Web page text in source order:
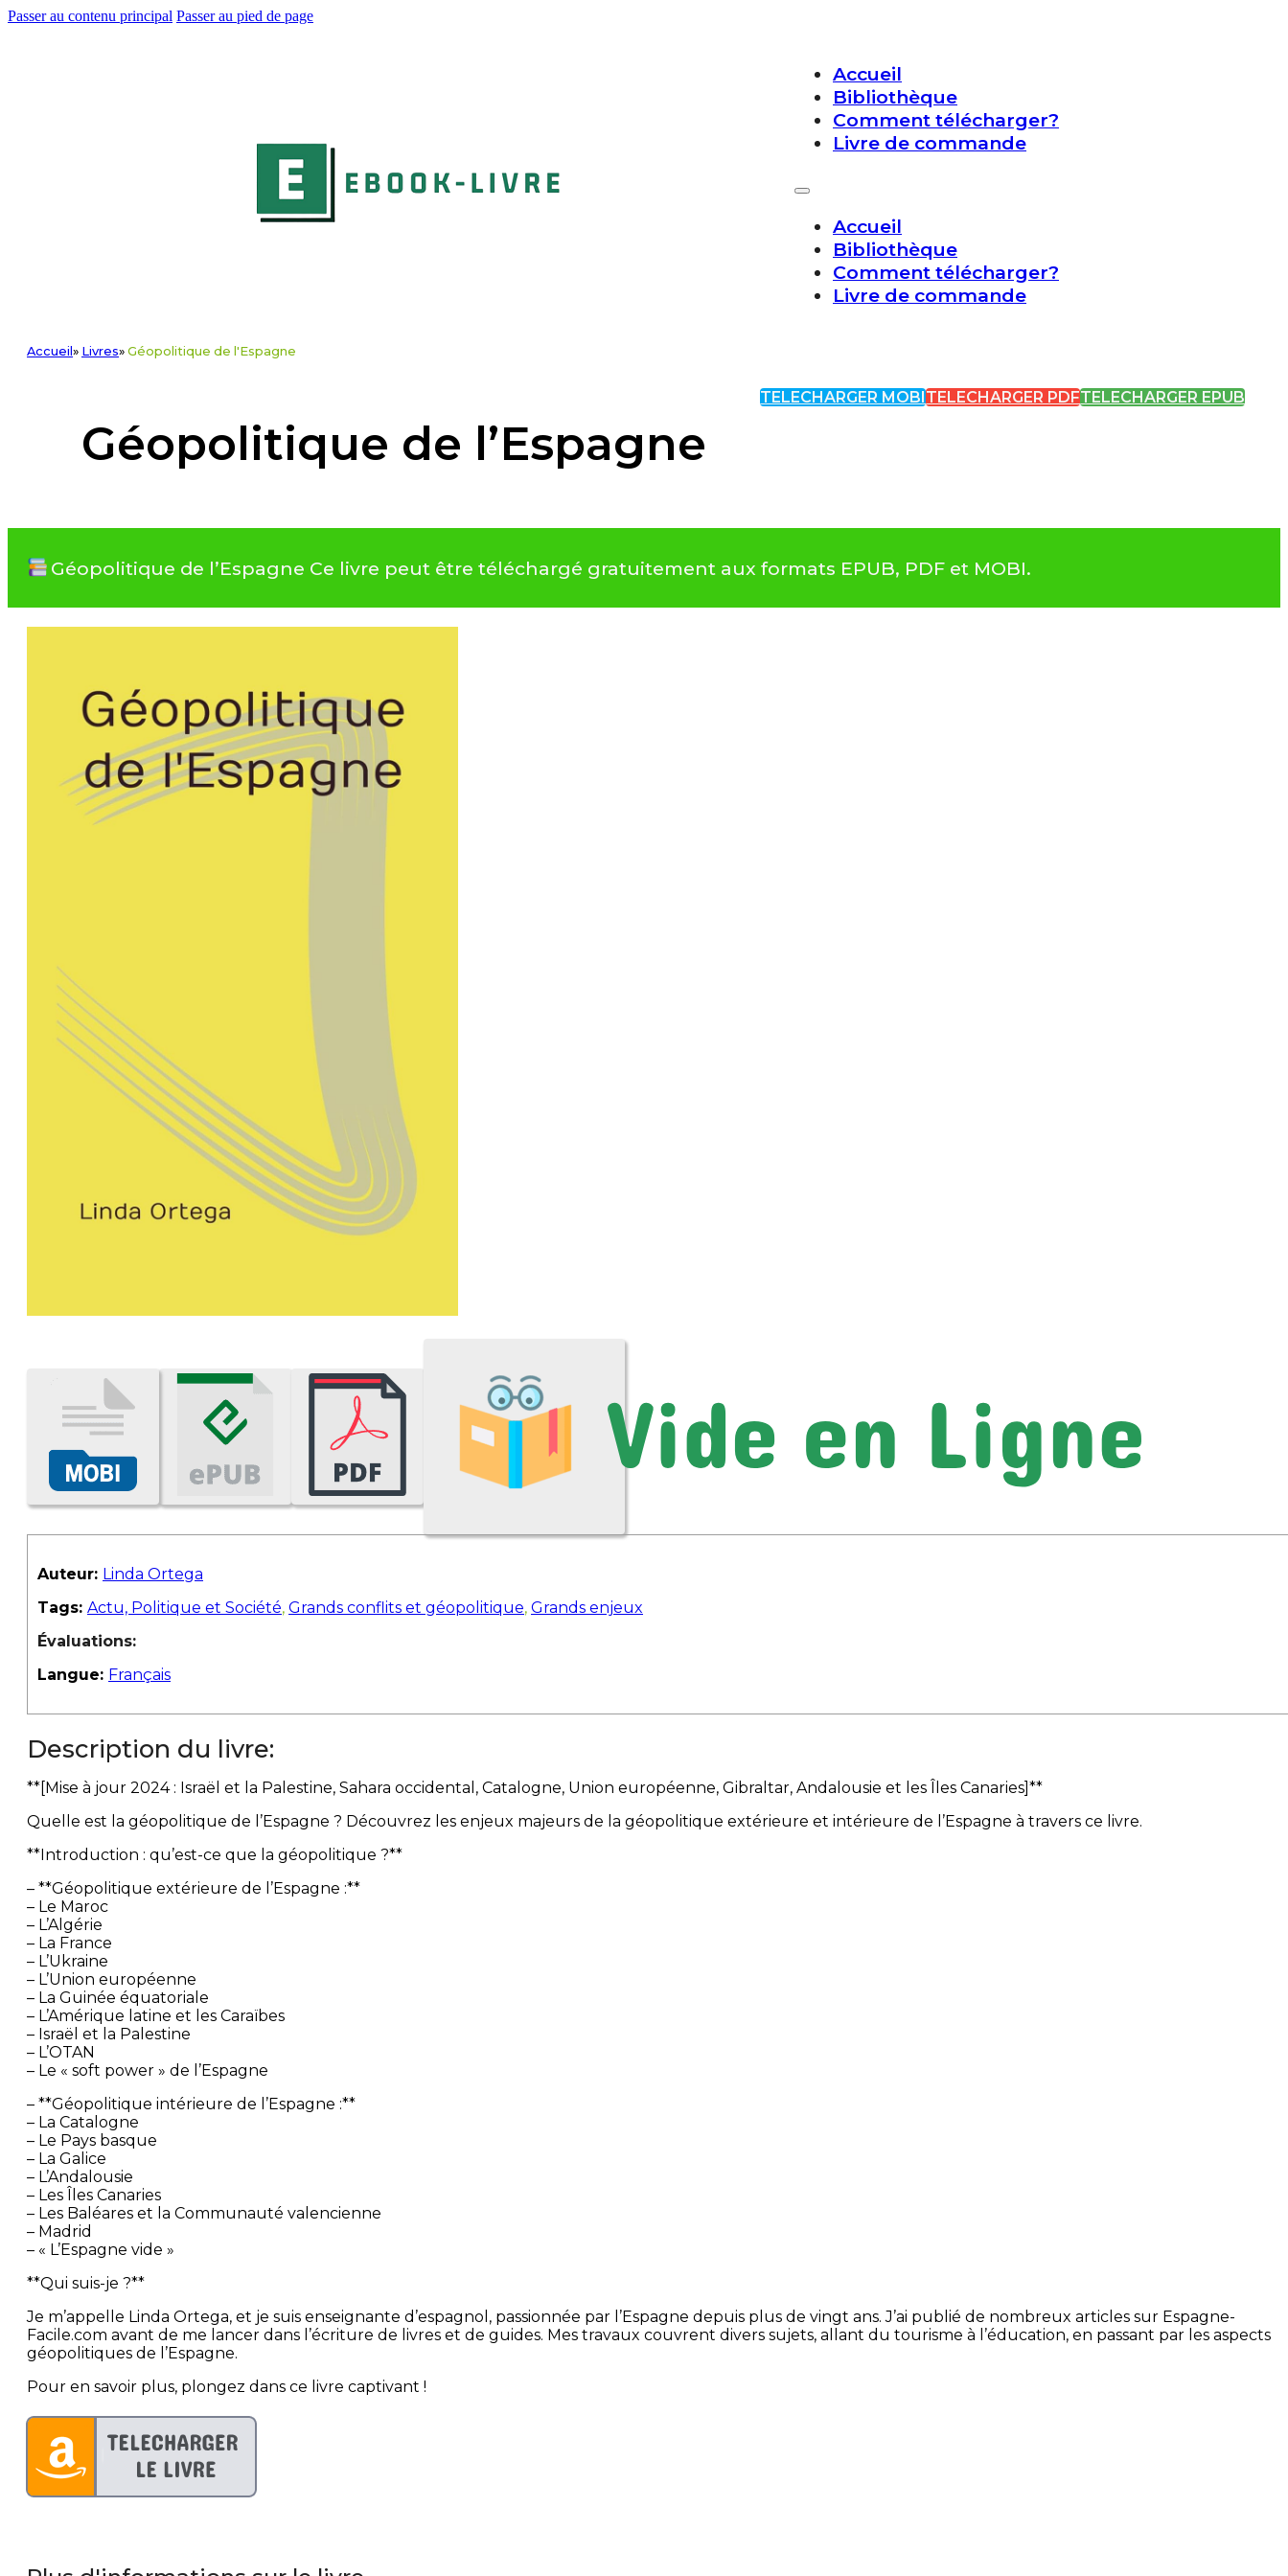
Passer au contenu principal Passer au pied de page
Accueil
Bibliothèque
Comment télécharger?
Livre de commande
Accueil
Bibliothèque
Comment télécharger?
Livre de commande
Accueil » Livres» Géopolitique de l'Espagne
Géopolitique de l’Espagne
TELECHARGER MOBITELECHARGER PDFTELECHARGER EPUB
Géopolitique de l’Espagne Ce livre peut être téléchargé gratuitement aux formats EPUB, PDF et MOBI.
Auteur: Linda Ortega
Tags: Actu, Politique et Société, Grands conflits et géopolitique, Grands enjeux
Évaluations:
Langue: Français
Description du livre:
**[Mise à jour 2024 : Israël et la Palestine, Sahara occidental, Catalogne, Union européenne, Gibraltar, Andalousie et les Îles Canaries]**
Quelle est la géopolitique de l’Espagne ? Découvrez les enjeux majeurs de la géopolitique extérieure et intérieure de l’Espagne à travers ce livre.
**Introduction : qu’est-ce que la géopolitique ?**
– **Géopolitique extérieure de l’Espagne :**
– Le Maroc
– L’Algérie
– La France
– L’Ukraine
– L’Union européenne
– La Guinée équatoriale
– L’Amérique latine et les Caraïbes
– Israël et la Palestine
– L’OTAN
– Le « soft power » de l’Espagne
– **Géopolitique intérieure de l’Espagne :**
– La Catalogne
– Le Pays basque
– La Galice
– L’Andalousie
– Les Îles Canaries
– Les Baléares et la Communauté valencienne
– Madrid
– « L’Espagne vide »
**Qui suis-je ?**
Je m’appelle Linda Ortega, et je suis enseignante d’espagnol, passionnée par l’Espagne depuis plus de vingt ans. J’ai publié de nombreux articles sur Espagne-
Facile.com avant de me lancer dans l’écriture de livres et de guides. Mes travaux couvrent divers sujets, allant du tourisme à l’éducation, en passant par les aspects
géopolitiques de l’Espagne.
Pour en savoir plus, plongez dans ce livre captivant !